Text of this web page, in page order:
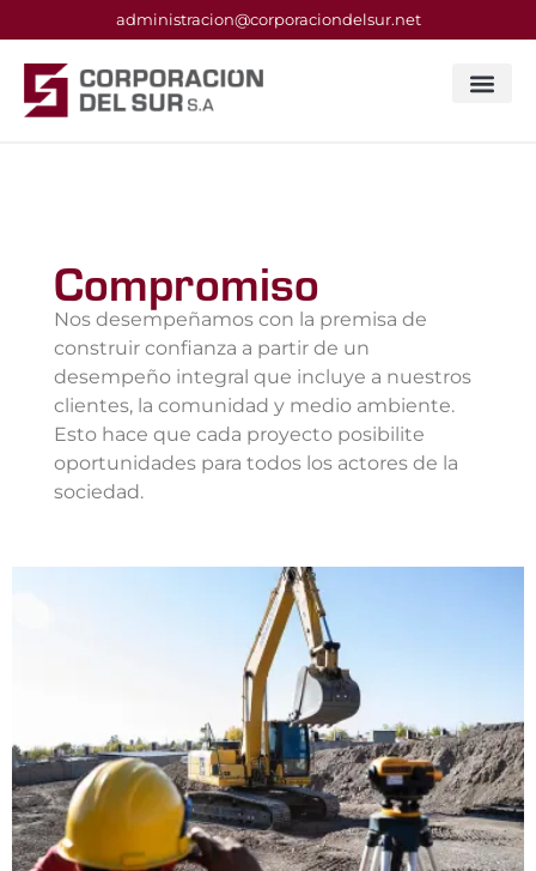
administracion@corporaciondelsur.net
Compromiso
Nos desempeñamos con la premisa de
construir confianza a partir de un
desempeño integral que incluye a nuestros
clientes, la comunidad y medio ambiente.
Esto hace que cada proyecto posibilite
oportunidades para todos los actores de la
sociedad.